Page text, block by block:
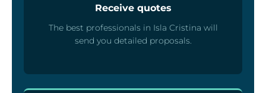
Receive quotes
The best professionals in Isla Cristina will
send you detailed proposals.